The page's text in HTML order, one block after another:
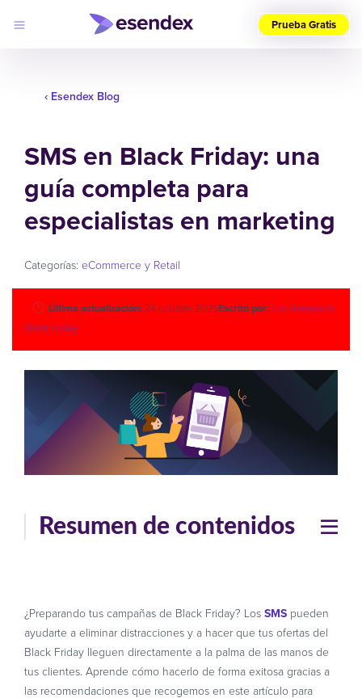
país
Productos
Soluciones
Desarrolladores
Precios
Por qué
elegirnos
Log
in
Prueba Gratis
‹ Esendex Blog
SMS en Black Friday: una
guía completa para
especialistas en marketing
Categorías: eCommerce y Retail
Última actualización:24 octubre 2025Escrito por: Eva Benedicto
Black Friday
Resumen de contenidos
¿Preparando tus campañas de Black Friday? LosSMS pueden
ayudarte a eliminar distracciones y a hacer que tus ofertas del
Black Friday lleguen directamente a la palma de las manos de
tus clientes. Aprende cómo hacerlo de forma exitosa gracias a
las recomendaciones que recogemos en este artículo para